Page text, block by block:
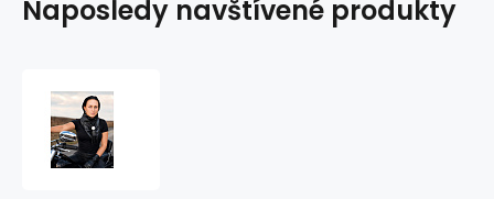
Naposledy navštívené produkty